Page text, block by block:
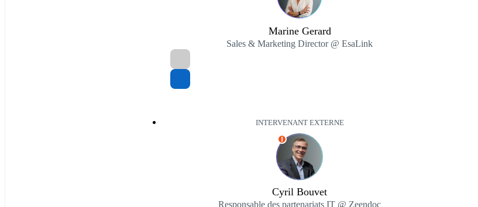
Marine Gerard
Sales & Marketing Director @ EsaLink
INTERVENANT EXTERNE
I
Cyril Bouvet
Responsable des partenariats IT @ Zeendoc